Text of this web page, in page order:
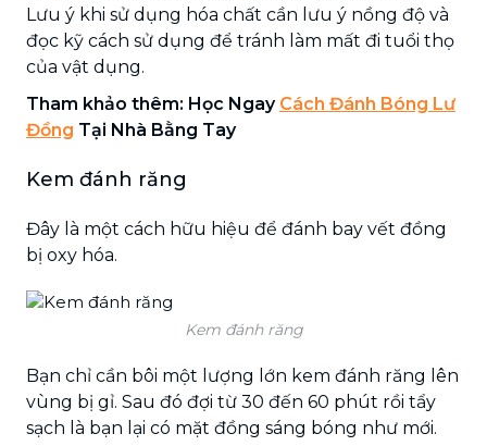
Lưu ý khi sử dụng hóa chất cần lưu ý nồng độ và
đọc kỹ cách sử dụng để tránh làm mất đi tuổi thọ
của vật dụng.
Tham khảo thêm: Học Ngay Cách Đánh Bóng Lư
Đồng Tại Nhà Bằng Tay
Kem đánh răng
Đây là một cách hữu hiệu để đánh bay vết đồng
bị oxy hóa.
Kem đánh răng
Bạn chỉ cần bôi một lượng lớn kem đánh răng lên
vùng bị gỉ. Sau đó đợi từ 30 đến 60 phút rồi tẩy
sạch là bạn lại có mặt đồng sáng bóng như mới.